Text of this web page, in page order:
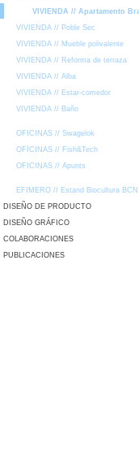
VIVIENDA // Apartamento
VIVIENDA // Poble Sec
VIVIENDA // Mueble polivalente
VIVIENDA // Reforma de terraza
VIVIENDA // Alba
VIVIENDA // Estar-comedor
VIVIENDA // Baño
OFICINAS // Swagelok
OFICINAS // Fish&Tech
OFICINAS // Apunts
EFIMERO // Estand Biocultura BCN
DISEÑO DE PRODUCTO
DISEÑO GRÁFICO
COLABORACIONES
PUBLICACIONES